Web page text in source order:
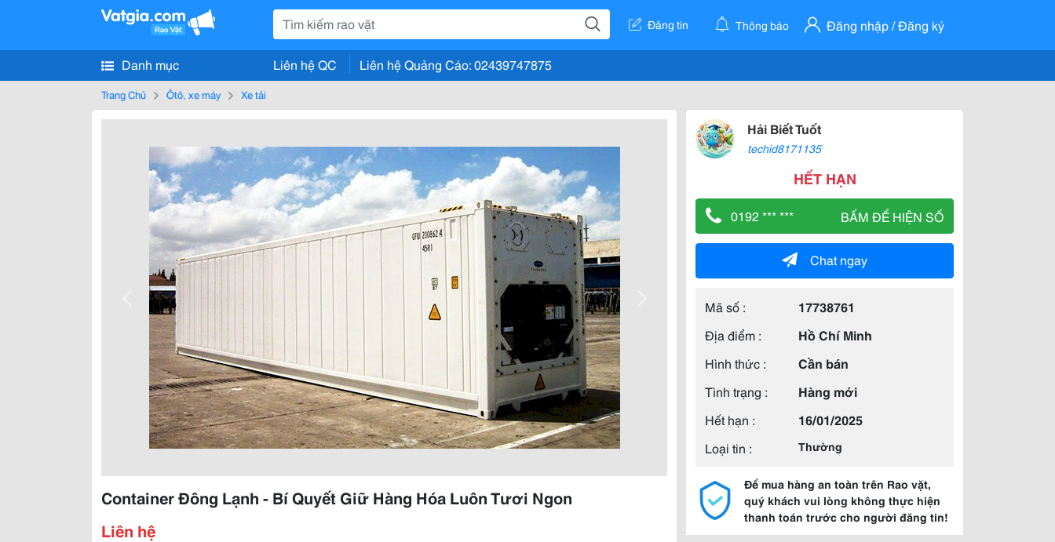
Đăng tin Thông báo Đăng nhập / Đăng ký
Danh mục Liên hệ QC Liên hệ Quảng Cáo: 02439747875
Trang Chủ Ôtô, xe máy Xe tải
Container Đông Lạnh - Bí Quyết Giữ Hàng Hóa Luôn Tươi Ngon
Liên hệ
Hải Biết Tuốt
techid8171135
HẾT HẠN
0192 *** *** BẤM ĐỂ HIỆN SỐ
Chat ngay
Mã số :
17738761
Địa điểm :
Hồ Chí Minh
Hình thức :
Cần bán
Tình trạng :
Hàng mới
Hết hạn :
16/01/2025
Loại tin :
Thường
Để mua hàng an toàn trên Rao vặt,
quý khách vui lòng không thực hiện
thanh toán trước cho người đăng tin!